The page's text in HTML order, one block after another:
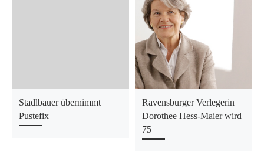
Stadlbauer übernimmt
Pustefix
Ravensburger Verlegerin
Dorothee Hess-Maier wird
75